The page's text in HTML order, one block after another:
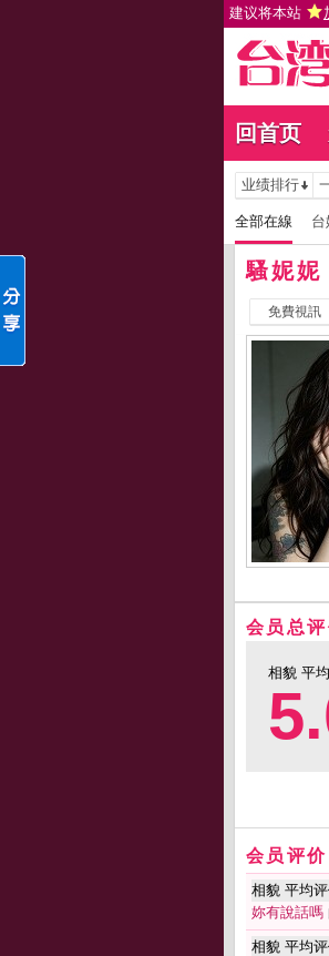
建议将本站
回首页
业绩排行
全部在線 台
騷妮妮
免費視訊
会员总
相貌 平
会员评价
相貌 平均
妳有說話嗎
相貌 平均